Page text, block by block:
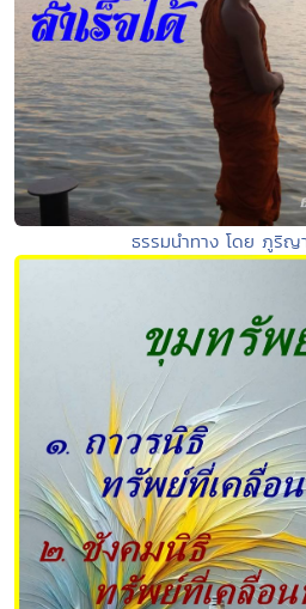
ธรรมนำทาง โดย ภูริ